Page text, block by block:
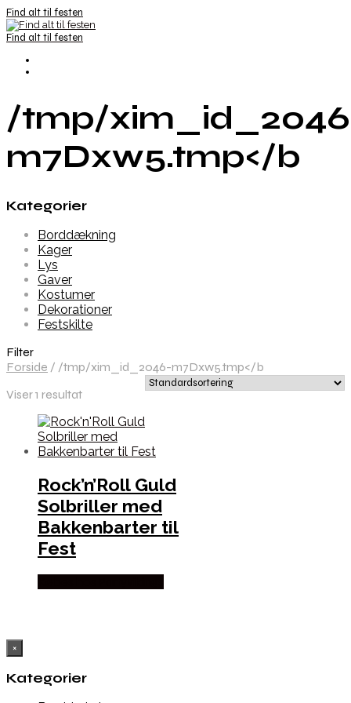
Find alt til festen
Find alt til festen
/tmp/
m7Dxw5.tmp</b
Kategorier
Borddækning
Kager
Lys
Gaver
Kostumer
Dekorationer
Festskilte
Filter
Forside / /tmp/xim_id_2046-m7Dxw5.tmp</b
Viser 1 resultat
Rock’n’Roll Guld
Solbriller med
Bakkenbarter til
Fest
×
Kategorier